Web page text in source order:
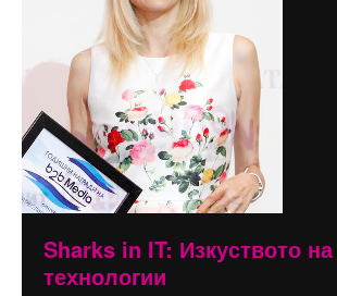
Sharks in IT: Изкуството
технологии